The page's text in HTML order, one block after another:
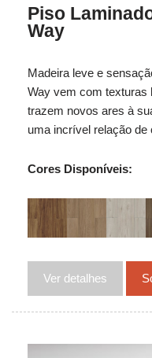
Piso
Way
Madeira leve e
Way vem com texturas
trazem novos ares à
uma incrível relação de
Cores Disponíveis:
Ver detalhes